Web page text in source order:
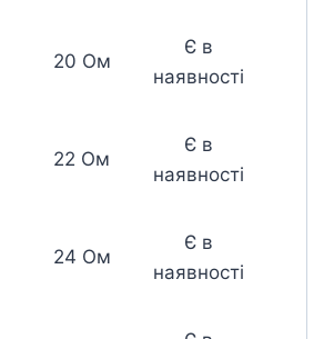
20 Ом
Є в
наявності
22 Ом
Є в
наявності
24 Ом
Є в
наявності